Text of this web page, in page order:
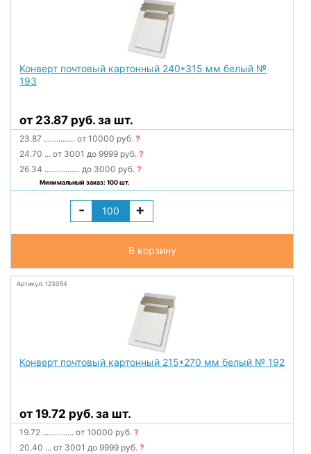
Конверт почтовый картонный 240*315 мм белый №
193
от 23.87 руб. за шт.
23.87 ............... от 10000 руб.?
24.70 ... от 3001 до 9999 руб.?
26.34 ................. до 3000 руб.?
Минимальный заказ: 100 шт.
- +
В корзину
Артикул: 123054
Конверт почтовый картонный 215*270 мм белый № 192
от 19.72 руб. за шт.
19.72 ............... от 10000 руб.?
20.40 ... от 3001 до 9999 руб.?